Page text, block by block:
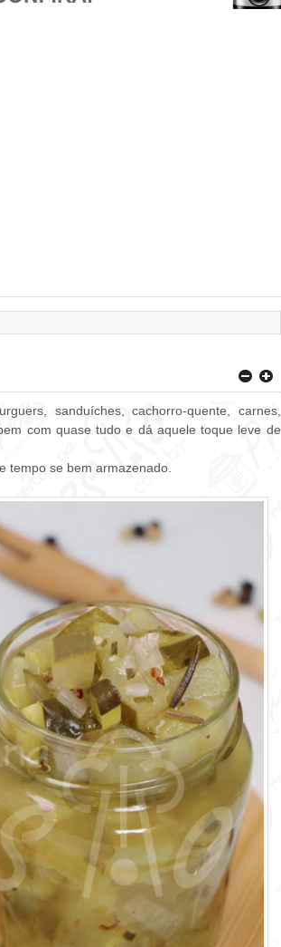
sanduíches, cachorro-quente, carnes,
com quase tudo e dá aquele toque leve de
tempo se bem armazenado.